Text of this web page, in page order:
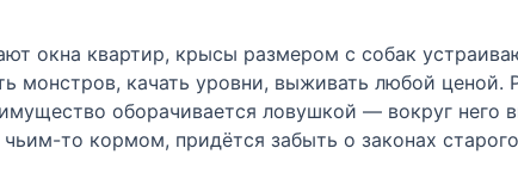
окна квартир, крысы размером с собак
монстров, качать уровни, выживать любой
оборачивается ловушкой — вокруг него
то кормом, придётся забыть о законах